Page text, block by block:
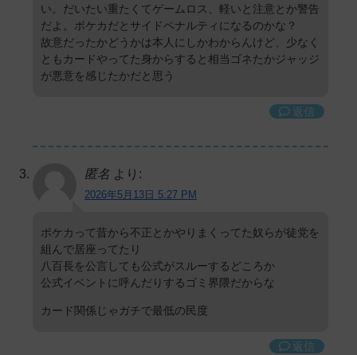
い。だいたい重たくてゲームロス、軽いと注意とか警告
だよ。ポケカだとサイドペナルティになるのかな？
故意だったかどうかは本人にしかわからんけど、少なく
ともカードやってた身からすると相当ゴネたかジャッジ
が悪意を感じたかだと思う
返信
匿名 より:
2026年5月13日 5:27 PM
ポケカって昔から不正とかやりまくってた奴らが徒党を
組んで居座ってたり
八百長を公言しても公式がスルーするどころか
公式イベントに呼んだりするゴミ界隈だからな
カード関係じゃガチで最低の民度
返信